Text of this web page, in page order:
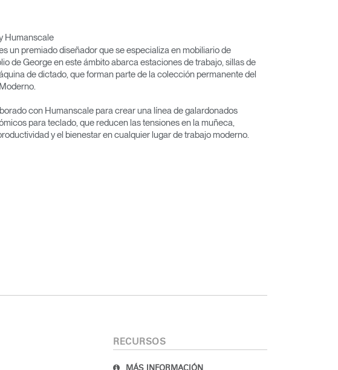
Humanscale
un premiado diseñador que se especializa en mobiliario de
de George en este ámbito abarca estaciones de trabajo, sillas de
de dictado, que forman parte de la colección permanente del
con Humanscale para crear una línea de galardonados
para teclado, que reducen las tensiones en la muñeca,
y el bienestar en cualquier lugar de trabajo moderno.
RECURSOS
MÁS INFORMACIÓN